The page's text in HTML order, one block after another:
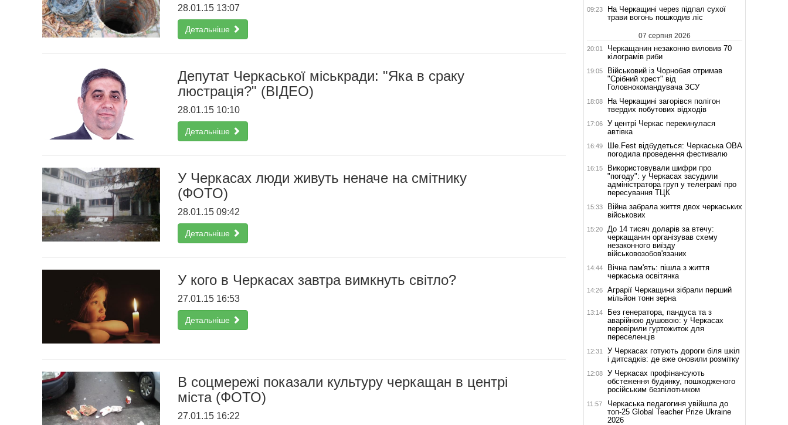
28.01.15 13:07
Детальніше
Депутат Черкаської міськради: "Яка в сраку
люстрація?" (ВІДЕО)
28.01.15 10:10
Детальніше
У Черкасах люди живуть неначе на смітнику
(ФОТО)
28.01.15 09:42
Детальніше
У кого в Черкасах завтра вимкнуть світло?
27.01.15 16:53
Детальніше
В соцмережі показали культуру черкащан в центрі
міста (ФОТО)
27.01.15 16:22
09:23
На Черкащині через підпал сухої
трави вогонь пошкодив ліс
07 серпня 2026
20:01
Черкащанин незаконно виловив 70
кілограмів риби
19:05
Військовий із Чорнобая отримав
"Срібний хрест" від
Головнокомандувача ЗСУ
18:08
На Черкащині загорівся полігон
твердих побутових відходів
17:06
У центрі Черкас перекинулася
автівка
16:49
Ше.Fest відбудеться: Черкаська ОВА
погодила проведення фестивалю
16:15
Використовували шифри про
"погоду": у Черкасах засудили
адміністратора груп у телеграмі про
пересування ТЦК
15:33
Війна забрала життя двох черкаських
військових
15:20
До 14 тисяч доларів за втечу:
черкащанин організував схему
незаконного виїзду
військовозобов'язаних
14:44
Вічна пам'ять: пішла з життя
черкаська освітянка
14:26
Аграрії Черкащини зібрали перший
мільйон тонн зерна
13:14
Без генератора, пандуса та з
аварійною душовою: у Черкасах
перевірили гуртожиток для
переселенців
12:31
У Черкасах готують дороги біля шкіл
і дитсадків: де вже оновили розмітку
12:08
У Черкасах профінансують
обстеження будинку, пошкодженого
російським безпілотником
11:57
Черкаська педагогиня увійшла до
топ-25 Global Teacher Prize Ukraine
2026